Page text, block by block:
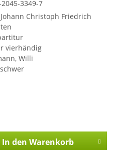
3349-7
Christoph Friedrich
vierhändig
Willi
In den Warenkorb